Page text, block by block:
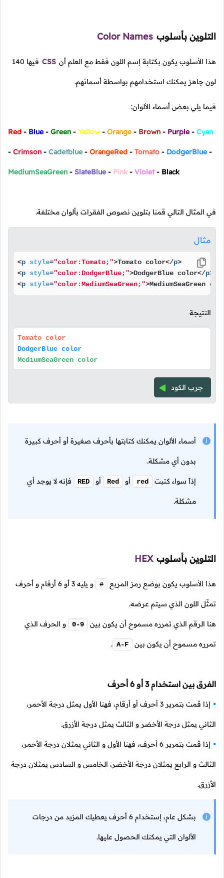
التلوين بأسلوب Color Names
هذا الأسلوب يكون بكتابة إسم اللون فقط مع العلم أن CSS فيها 140
لون جاهز يمكنك استخدامهم بواسطة أسمائهم.
فيما يلي بعض أسماء الألوان:
Red - Blue- Green - Yellow- Orange- Brown - Purple- Cyan
- Crimson - Cadetblue- OrangeRed - Tomato - DodgerBlue-
MediumSeaGreen - SlateBlue- Pink - Violet- Black
في المثال التالي قمنا بتلوين نصوص الفقرات بألوان مختلفة.
مثال
<p style="color:Tomato;">Tomato color</p>
<p style="color:DodgerBlue;">DodgerBlue color</p>
<p style="color:MediumSeaGreen;">MediumSeaGreen
النتيجة
Tomato color
DodgerBlue color
MediumSeaGreen color
جرب الكود
أسماء الألوان يمكنك كتابتها بأحرف صغيرة أو أحرف كبيرة
بدون أي مشكلة.
إذاً سواء كتبت red أو Red أو RED فإنه لا يوجد أي
مشكلة.
التلوين بأسلوب HEX
هذا الأسلوب يكون بوضع رمز المربع # و يليه 3 أو 6 أرقام و أحرف
تمثّل اللون الذي سيتم عرضه.
هنا الرقم الذي تمرره مسموح أن يكون بين 0-9 و الحرف الذي
تمرره مسموح أن يكون بين A-F
.
الفرق بين استخدام 3 أو 6 أحرف
إذا قمت بتمرير 3 أحرف أو أرقام، فهنا الأول يمثل درجة الأحمر،
الثاني يمثل درجة الأخضر و الثالث يمثل درجة الأزرق.
إذا قمت بتمرير 6 أحرف، فهنا الأول و الثاني يمثلان درجة الأحمر،
الثالث و الرابع يمثلان درجة الأخضر، الخامس و السادس يمثلان درجة
الأزرق.
بشكل عام، إستخدام 6 أحرف يعطيك المزيد من درجات
الألوان التي يمكنك الحصول عليها.